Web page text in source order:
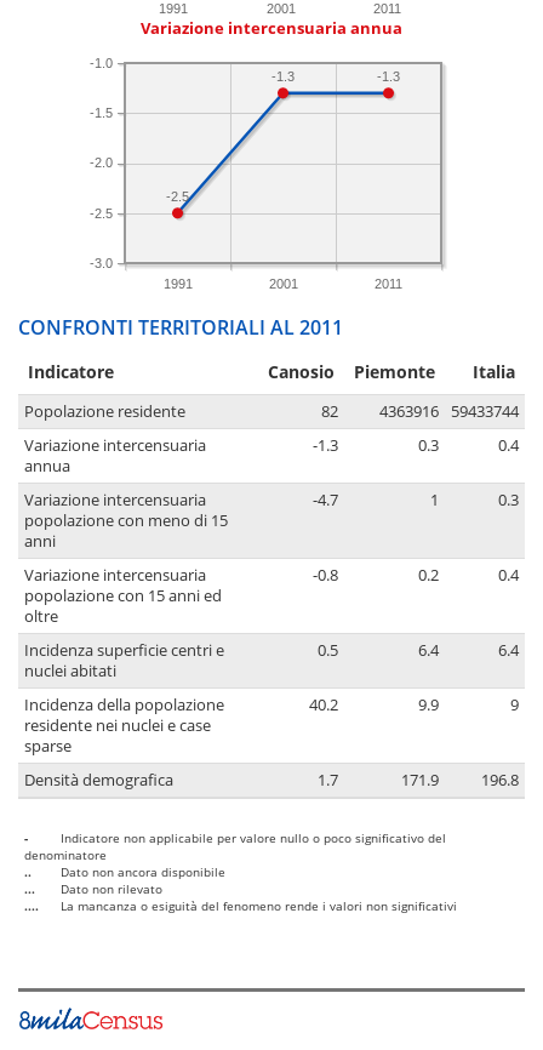
1991 2001 2011
Variazione intercensuaria annua
1991 2001 2011
-3.0
-2.5
-2.0
-1.5
-1.0
-1.3
-1.3
-2.5
CONFRONTI TERRITORIALI AL 2011
Indicatore Canosio Piemonte Italia
Popolazione residente 82 4363916
59433744
Variazione intercensuaria
annua
-1.3 0.3 0.4
Variazione intercensuaria
popolazione con meno di 15
anni
-4.7 1 0.3
Variazione intercensuaria
popolazione con 15 anni ed
oltre
-0.8 0.2 0.4
Incidenza superficie centri e
nuclei abitati
0.5 6.4 6.4
Incidenza della popolazione
residente nei nuclei e case
sparse
40.2 9.9 9
Densità demografica 1.7 171.9 196.8
-
Indicatore non applicabile per valore nullo o poco significativo del
denominatore
..
Dato non ancora disponibile
...
Dato non rilevato
....
La mancanza o esiguità del fenomeno rende i valori non significativi